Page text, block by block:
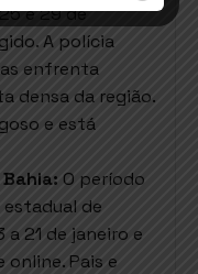
e 29 de
A polícia
enfrenta
densa da região.
e está
O período
de
a 21 de janeiro e
Pais e